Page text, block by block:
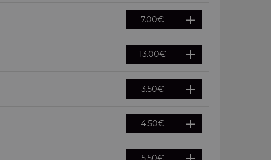
7.00€
13.00€
3.50€
4.50€